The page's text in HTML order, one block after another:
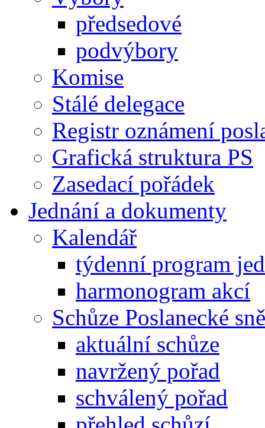
předsedové
podvýbory
Komise
Stálé delegace
Registr oznámení
Grafická struktura PS
Zasedací pořádek
Jednání a dokumenty
Kalendář
týdenní program
harmonogram akcí
Schůze Poslanecké
aktuální schůze
navržený pořad
schválený pořad